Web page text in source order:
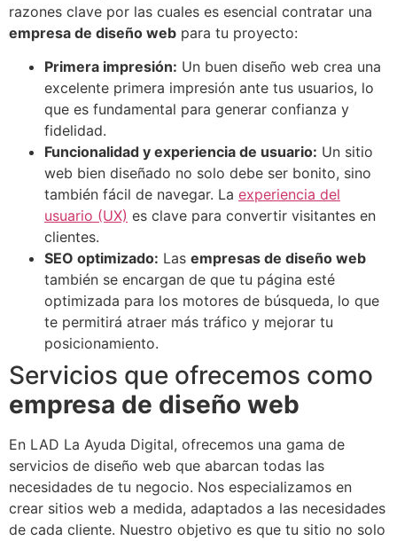
razones clave por las cuales es esencial contratar una
empresa de diseño web para tu proyecto:
Primera impresión: Un buen diseño web crea una
excelente primera impresión ante tus usuarios, lo
que es fundamental para generar confianza y
fidelidad.
Funcionalidad y experiencia de usuario: Un sitio
web bien diseñado no solo debe ser bonito, sino
también fácil de navegar. La experiencia del
usuario (UX) es clave para convertir visitantes en
clientes.
SEO optimizado: Las empresas de diseño web
también se encargan de que tu página esté
optimizada para los motores de búsqueda, lo que
te permitirá atraer más tráfico y mejorar tu
posicionamiento.
Servicios que ofrecemos como
empresa de diseño web
En LAD La Ayuda Digital, ofrecemos una gama de
servicios de diseño web que abarcan todas las
necesidades de tu negocio. Nos especializamos en
crear sitios web a medida, adaptados a las necesidades
de cada cliente. Nuestro objetivo es que tu sitio no solo